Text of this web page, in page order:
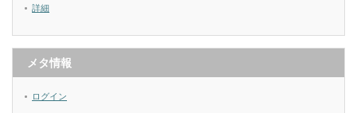
詳細
メタ情報
ログイン